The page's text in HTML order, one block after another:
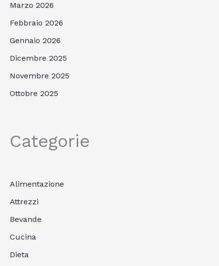
Marzo 2026
Febbraio 2026
Gennaio 2026
Dicembre 2025
Novembre 2025
Ottobre 2025
Categorie
Alimentazione
Attrezzi
Bevande
Cucina
Dieta